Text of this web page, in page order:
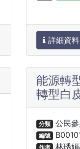
詳細資料
能源轉
轉型白
分類 公民參
編號
作者 林琇娟